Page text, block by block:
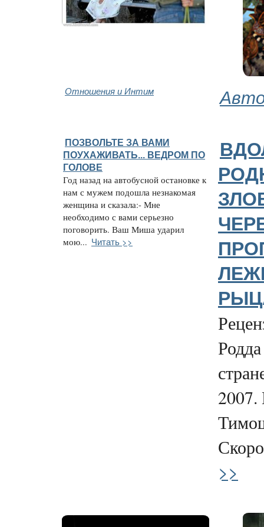
Отношения и Интим
ПОЗВОЛЬТЕ ЗА ВАМИ
ПОУХАЖИВАТЬ... ВЕДРОМ ПО
ГОЛОВЕ
Год назад на автобусной остановке к
нам с мужем подошла незнакомая
женщина и сказала:- Мне
необходимо с вами серьезно
поговорить. Ваш Миша ударил
мою... Читать >>
2007.
>>